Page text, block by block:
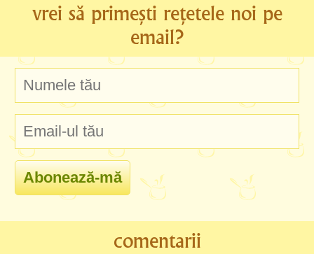
vrei să primești rețetele noi pe
email?
comentarii